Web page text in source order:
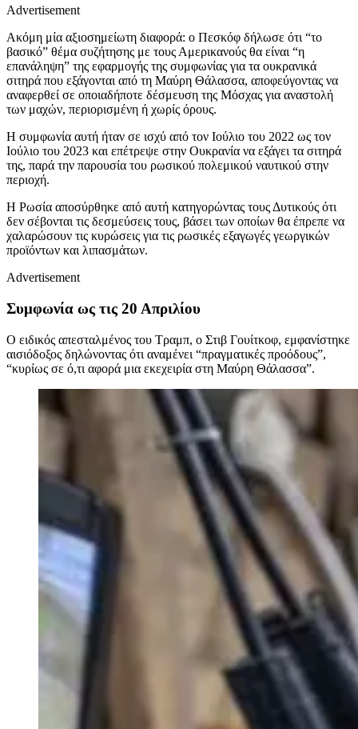
Advertisement
Ακόμη μία αξιοσημείωτη διαφορά: ο Πεσκόφ δήλωσε ότι “το
βασικό” θέμα συζήτησης με τους Αμερικανούς θα είναι “η
επανάληψη” της εφαρμογής της συμφωνίας για τα ουκρανικά
σιτηρά που εξάγονται από τη Μαύρη Θάλασσα, αποφεύγοντας να
αναφερθεί σε οποιαδήποτε δέσμευση της Μόσχας για αναστολή
των μαχών, περιορισμένη ή χωρίς όρους.
Η συμφωνία αυτή ήταν σε ισχύ από τον Ιούλιο του 2022 ως τον
Ιούλιο του 2023 και επέτρεψε στην Ουκρανία να εξάγει τα σιτηρά
της, παρά την παρουσία του ρωσικού πολεμικού ναυτικού στην
περιοχή.
Η Ρωσία αποσύρθηκε από αυτή κατηγορώντας τους Δυτικούς ότι
δεν σέβονται τις δεσμεύσεις τους, βάσει των οποίων θα έπρεπε να
χαλαρώσουν τις κυρώσεις για τις ρωσικές εξαγωγές γεωργικών
προϊόντων και λιπασμάτων.
Advertisement
Συμφωνία ως τις 20 Απριλίου
Ο ειδικός απεσταλμένος του Τραμπ, ο Στιβ Γουίτκοφ, εμφανίστηκε
αισιόδοξος δηλώνοντας ότι αναμένει “πραγματικές προόδους”,
“κυρίως σε ό,τι αφορά μια εκεχειρία στη Μαύρη Θάλασσα”.